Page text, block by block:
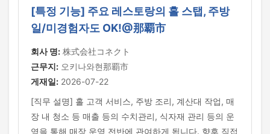
[특정 기능] 주요 레스토랑의 홀 스탭, 주방
일/미경험자도 OK!@那覇市
회사 명: 株式会社コネクト
근무지: 오키나와현那覇市
게재일: 2026-07-22
[직무 설명] 홀 고객 서비스, 주방 조리, 계산대 작업, 매
장 내 청소 등 매출 등의 수치관리, 식자재 관리 등의 운
영을 통해 매장 운영 전반에 관여하게 됩니다. 향후 직접